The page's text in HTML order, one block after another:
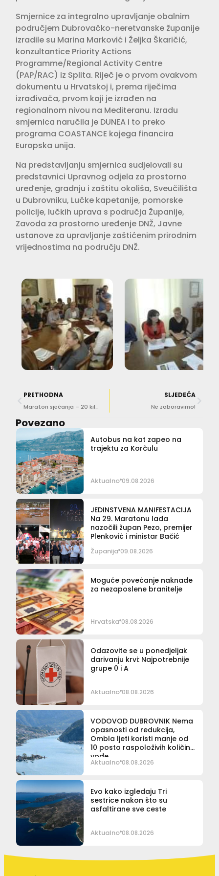
Smjernice za integralno upravljanje obalnim
područjem Dubrovačko-neretvanske županije
izradile su Marina Marković i Željka Škaričić,
konzultantice Priority Actions
Programme/Regional Activity Centre
(PAP/RAC) iz Splita. Riječ je o prvom ovakvom
dokumentu u Hrvatskoj i, prema riječima
izrađivača, prvom koji je izrađen na
regionalnom nivou na Mediteranu. Izradu
smjernica naručila je DUNEA i to preko
programa COASTANCE kojega financira
Europska unija.
Na predstavljanju smjernica sudjelovali su
predstavnici Upravnog odjela za prostorno
uređenje, gradnju i zaštitu okoliša, Sveučilišta
u Dubrovniku, Lučke kapetanije, pomorske
policije, lučkih uprava s područja Županije,
Zavoda za prostorno uređenje DNŽ, Javne
ustanove za upravljanje zaštićenim prirodnim
vrijednostima na području DNŽ.
PRETHODNA
Maraton sjećanja – 20 kilometara za 20 godina
SLJEDEĆA
Ne zaboravimo!
Povezano
Autobus na kat zapeo na
trajektu za Korčulu
Aktualno 09.08.2026
JEDINSTVENA MANIFESTACIJA
Na 29. Maratonu lađa
nazočili župan Pezo, premijer
Plenković i ministar Bačić
Županija 09.08.2026
Moguće povećanje naknade
za nezaposlene branitelje
Hrvatska 08.08.2026
Odazovite se u ponedjeljak
darivanju krvi: Najpotrebnije
grupe 0 i A
Aktualno 08.08.2026
VODOVOD DUBROVNIK Nema
opasnosti od redukcija,
Ombla ljeti koristi manje od
10 posto raspoloživih količina
vode
Aktualno 08.08.2026
Evo kako izgledaju Tri
sestrice nakon što su
asfaltirane sve ceste
Aktualno 08.08.2026